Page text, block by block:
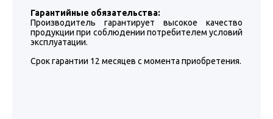
Гарантийные обязательства:
Производитель гарантирует высокое качество
продукции при соблюдении потребителем условий
эксплуатации.
Срок гарантии 12 месяцев с момента приобретения.